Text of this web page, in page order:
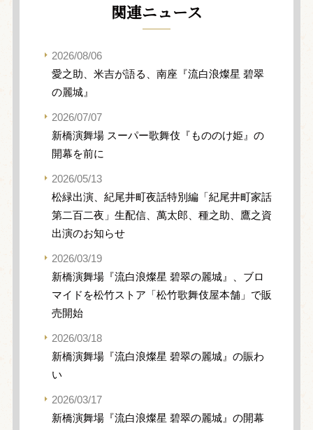
関連ニュース
2026/08/06
愛之助、米吉が語る、南座『流白浪燦星 碧翠
の麗城』
2026/07/07
新橋演舞場 スーパー歌舞伎『もののけ姫』の
開幕を前に
2026/05/13
松緑出演、紀尾井町夜話特別編「紀尾井町家話
第二百二夜」生配信、萬太郎、種之助、鷹之資
出演のお知らせ
2026/03/19
新橋演舞場『流白浪燦星 碧翠の麗城』、ブロ
マイドを松竹ストア「松竹歌舞伎屋本舗」で販
売開始
2026/03/18
新橋演舞場『流白浪燦星 碧翠の麗城』の賑わ
い
2026/03/17
新橋演舞場『流白浪燦星 碧翠の麗城』の開幕